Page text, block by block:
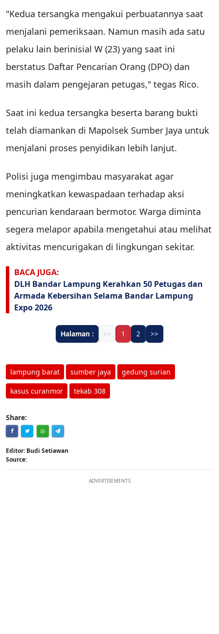
"Kedua tersangka mengakui perbuatannya saat
menjalani pemeriksaan. Namun masih ada satu
pelaku lain berinisial W (23) yang saat ini
berstatus Daftar Pencarian Orang (DPO) dan
masih dalam pengejaran petugas," tegas Rico.
Saat ini kedua tersangka beserta barang bukti
telah diamankan di Mapolsek Sumber Jaya untuk
menjalani proses penyidikan lebih lanjut.
Polisi juga mengimbau masyarakat agar
meningkatkan kewaspadaan terhadap aksi
pencurian kendaraan bermotor. Warga diminta
segera melapor apabila mengetahui atau melihat
aktivitas mencurigakan di lingkungan sekitar.
BACA JUGA:
DLH Bandar Lampung Kerahkan 50 Petugas dan
Armada Kebersihan Selama Bandar Lampung
Expo 2026
Halaman : << 1 2 >>
lampung barat sumber jaya gedung surian
kasus curanmor tekab 308
Share:
Editor: Budi Setiawan
Source:
ADVERTISEMENTS